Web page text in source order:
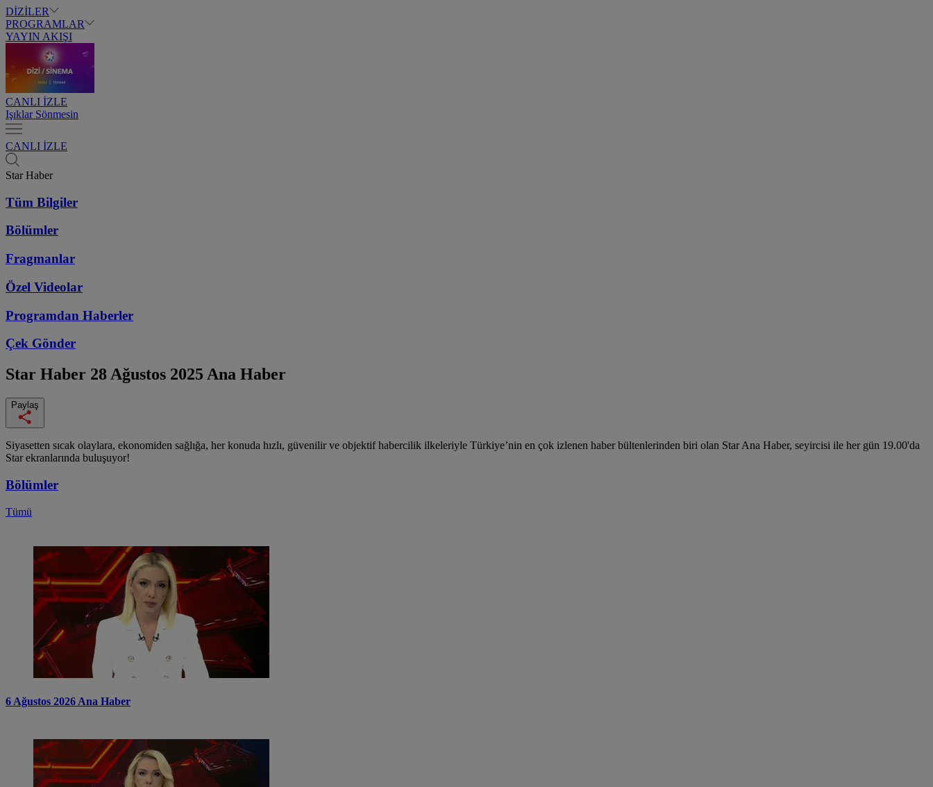
DİZİLER
PROGRAMLAR
YAYIN AKIŞI
CANLI İZLE
Işıklar Sönmesin
CANLI İZLE
Star Haber
Tüm Bilgiler
Bölümler
Fragmanlar
Özel Videolar
Programdan Haberler
Çek Gönder
Star Haber 28 Ağustos 2025 Ana Haber
Paylaş
Siyasetten sıcak olaylara, ekonomiden sağlığa, her konuda hızlı, güvenilir ve objektif habercilik ilkeleriyle Türkiye’nin en çok izlenen haber bültenlerinden biri olan Star Ana Haber, seyircisi ile her gün 19.00'da
Star ekranlarında buluşuyor!
Bölümler
Tümü
6 Ağustos 2026 Ana Haber